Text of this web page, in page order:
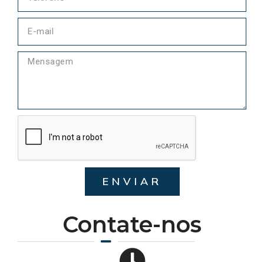
Contate-nos
ENVIAR